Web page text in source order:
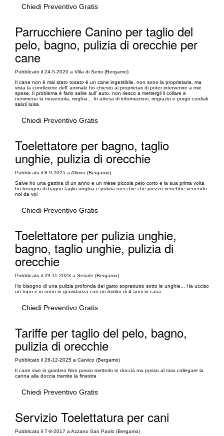
Chiedi Preventivo Gratis
Parrucchiere Canino per taglio del
pelo, bagno, pulizia di orecchie per
cane
Pubblicato il 24-5-2020 a Villa di Serio (Bergamo)
Il cane non è mai stato tosato è un cane ingestibile, non sono la proprietaria, ma
vista la condizione dell' animale ho chiesto ai proprietari di poter intervenire a mie
spese. Il problema è farlo salire sull' auto, non riesco a mettergli il collare e
nemmeno la museruola, ringhia... In attesa di informazioni, ringrazio e porgo cordiali
saluti luisa
Chiedi Preventivo Gratis
Toelettatore per bagno, taglio
unghie, pulizia di orecchie
Pubblicato il 8-9-2025 a Albino (Bergamo)
Salve ho una gattina di un anno e un mese piccola pelo corto e la sua prima volta
ho bisogno di bagno taglio unghia e pulizia orecchie che prezzo verrebbe venendo
noi da voi
Chiedi Preventivo Gratis
Toelettatore per pulizia unghie,
bagno, taglio unghie, pulizia di
orecchie
Pubblicato il 29-11-2023 a Seriate (Bergamo)
Ho bisogno di una pulizia profonda del gatto soprattutto sotto le unghie... Ha ucciso
un topo e io sono in gravidanza con un bimbo di 4 anni in casa
Chiedi Preventivo Gratis
Tariffe per taglio del pelo, bagno,
pulizia di orecchie
Pubblicato il 26-12-2025 a Carvico (Bergamo)
Il cane vive in giardino Non posso metterlo in doccia ma posso al max collegare la
canna alla doccia tramite la finestra
Chiedi Preventivo Gratis
Servizio Toelettatura per cani
Pubblicato il 7-8-2017 a Azzano San Paolo (Bergamo)